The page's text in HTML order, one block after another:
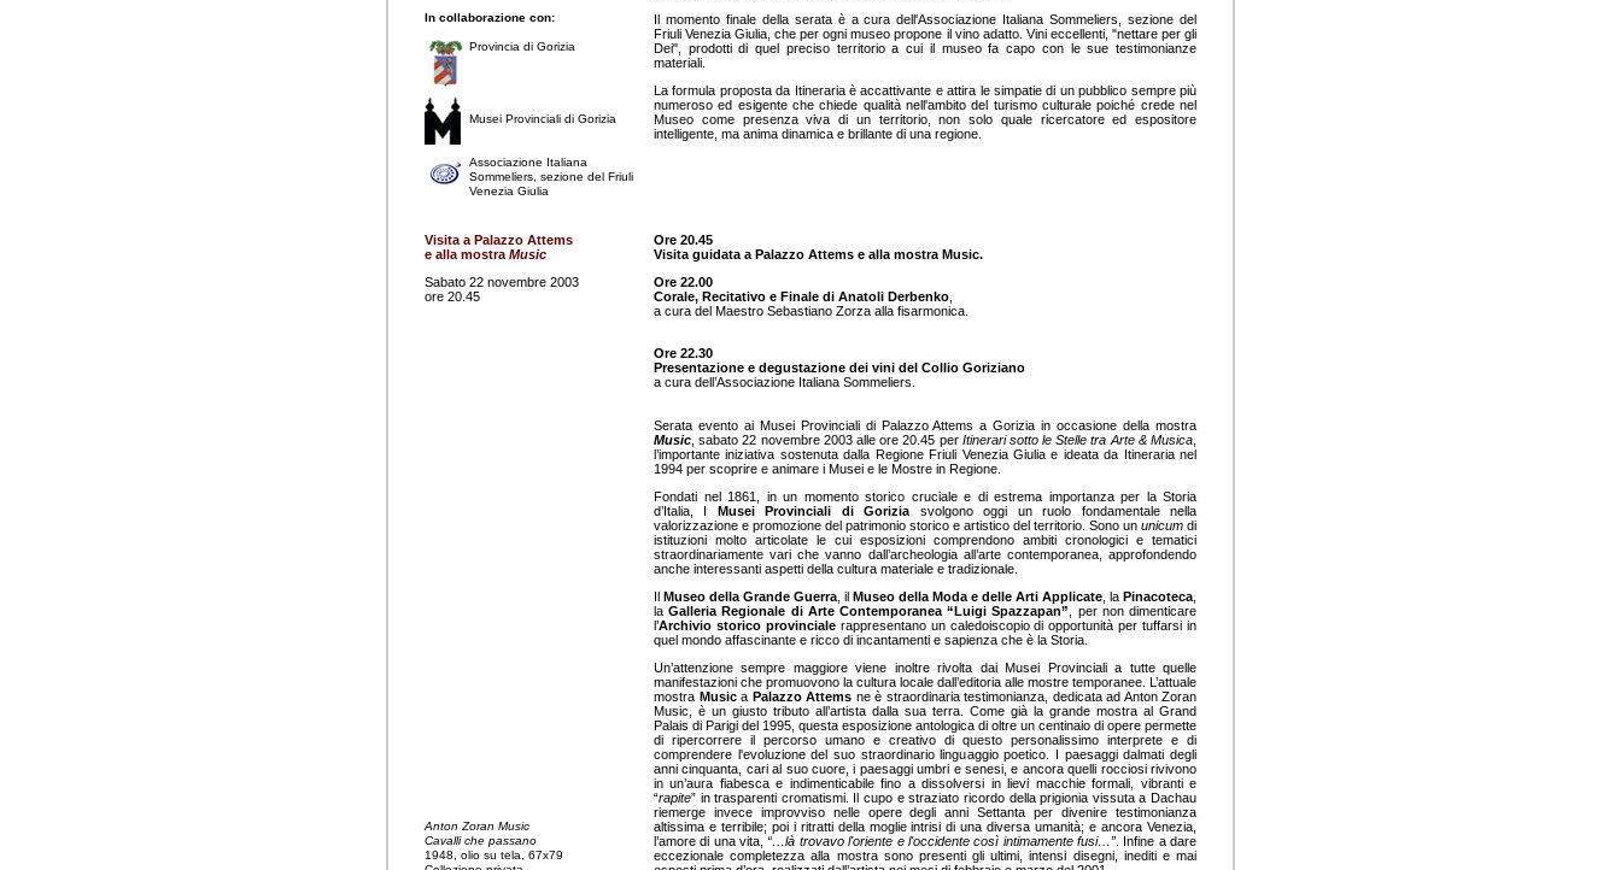
In collaborazione con:
Provincia di Gorizia
Musei Provinciali di Gorizia
Associazione Italiana
Sommeliers, sezione del Friuli
Venezia Giulia
Il momento finale della serata è a cura dell'Associazione Italiana Sommeliers, sezione del
Friuli Venezia Giulia, che per ogni museo propone il vino adatto. Vini eccellenti, "nettare per gli
Dei", prodotti di quel preciso territorio a cui il museo fa capo con le sue testimonianze
materiali.
La formula proposta da Itineraria è accattivante e attira le simpatie di un pubblico sempre più
numeroso ed esigente che chiede qualità nell'ambito del turismo culturale poiché crede nel
Museo come presenza viva di un territorio, non solo quale ricercatore ed espositore
intelligente, ma anima dinamica e brillante di una regione.
Visita a Palazzo Attems
e alla mostra Music
Sabato 22 novembre 2003
ore 20.45
Ore 20.45
Visita guidata a Palazzo Attems e alla mostra Music.
Ore 22.00
Corale, Recitativo e Finale di Anatoli Derbenko
a cura del Maestro Sebastiano Zorza alla fisarmonica.
Ore 22.30
Presentazione e degustazione dei vini del Collio Goriziano
a cura dell’Associazione Italiana Sommeliers.
Anton Zoran Music
Cavalli che passano
1948, olio su tela, 67x79
Serata evento ai Musei Provinciali di Palazzo Attems a Gorizia in occasione della mostra
Music , sabato 22 novembre 2003 alle ore 20.45 per Itinerari sotto le Stelle tra Arte & Musica
l’importante iniziativa sostenuta dalla Regione Friuli Venezia Giulia e ideata da Itineraria nel
1994 per scoprire e animare i Musei e le Mostre in Regione.
Fondati nel 1861, in un momento storico cruciale e di estrema importanza per la Storia
d’Italia, I Musei Provinciali di Gorizia svolgono oggi un ruolo fondamentale nella
valorizzazione e promozione del patrimonio storico e artistico del territorio. Sono un unicum di
istituzioni molto articolate le cui esposizioni comprendono ambiti cronologici e tematici
straordinariamente vari che vanno dall’archeologia all’arte contemporanea, approfondendo
anche interessanti aspetti della cultura materiale e tradizionale.
Il Museo della Grande Guerra , il Museo della Moda e delle Arti Applicate , la Pinacoteca
laGalleria Regionale di Arte Contemporanea “Luigi Spazzapan”
, per non dimenticare
l’Archivio storico provincialerappresentano un caledoiscopio di opportunità per tuffarsi in
quel mondo affascinante e ricco di incantamenti e sapienza che è la Storia.
Un’attenzione sempre maggiore viene inoltre rivolta dai Musei Provinciali a tutte quelle
manifestazioni che promuovono la cultura locale dall’editoria alle mostre temporanee. L’attuale
mostra Musica Palazzo Attems ne è straordinaria testimonianza, dedicata ad Anton Zoran
Music, è un giusto tributo all’artista dalla sua terra. Come già la grande mostra al Grand
Palais di Parigi del 1995, questa esposizione antologica di oltre un centinaio di opere permette
di ripercorrere il percorso umano e creativo di questo personalissimo interprete e di
comprendere l'evoluzione del suo straordinario linguaggio poetico. I paesaggi dalmati degli
anni cinquanta, cari al suo cuore, i paesaggi umbri e senesi, e ancora quelli rocciosi rivivono
in un’aura fiabesca e indimenticabile fino a dissolversi in lievi macchie formali, vibranti e
“rapite” in trasparenti cromatismi. Il cupo e straziato ricordo della prigionia vissuta a Dachau
riemerge invece improvviso nelle opere degli anni Settanta per divenire testimonianza
altissima e terribile; poi i ritratti della moglie intrisi di una diversa umanità; e ancora Venezia,
l’amore di una vita,“…là trovavo l'oriente e l'occidente così intimamente fusi…”. Infine a dare
eccezionale completezza alla mostra sono presenti gli ultimi, intensi disegni, inediti e mai